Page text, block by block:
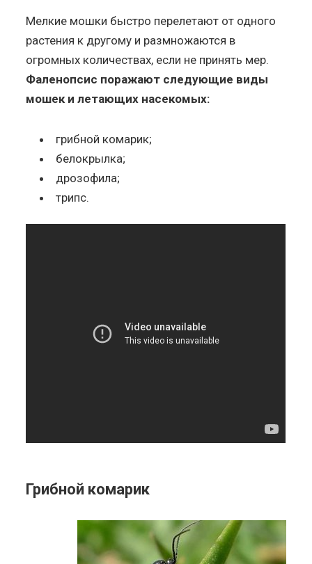
Мелкие мошки быстро перелетают от одного
растения к другому и размножаются в
огромных количествах, если не принять мер.
Фаленопсис поражают следующие виды
мошек и летающих насекомых:
грибной комарик;
белокрылка;
дрозофила;
трипс.
Грибной комарик